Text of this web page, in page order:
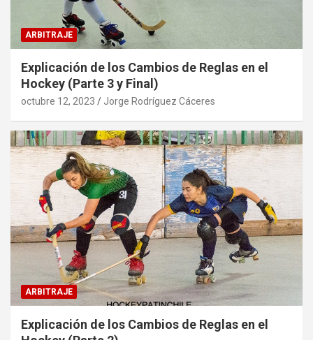
ARBITRAJE
Explicación de los Cambios de Reglas en el
Hockey (Parte 3 y Final)
octubre 12, 2023 Jorge Rodríguez Cáceres
ARBITRAJE
Explicación de los Cambios de Reglas en el